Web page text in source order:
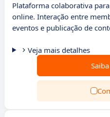
Plataforma colaborativa
online. Interação entre
eventos e publicação de
Veja mais detalhes